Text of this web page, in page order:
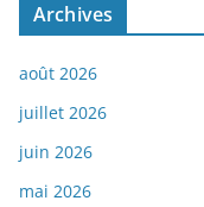
Archives
août 2026
juillet 2026
juin 2026
mai 2026